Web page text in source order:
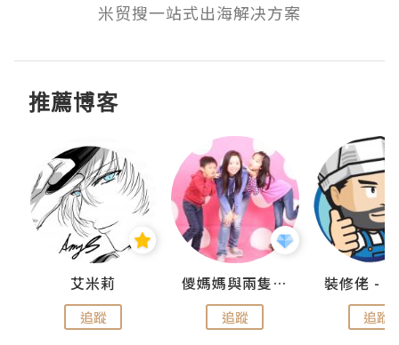
米贸搜一站式出海解决方案
推薦博客
艾米莉
追蹤
儍媽媽與兩隻小魔怪之家
追蹤 追蹤